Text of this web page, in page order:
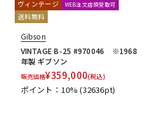
ヴィンテージ WEB注文店頭受取可
送料無料
Gibson
VINTAGE B-25 #970046 ※1968
年製 ギブソン
販売価格¥359,000(税込)
ポイント：10%(32636pt)